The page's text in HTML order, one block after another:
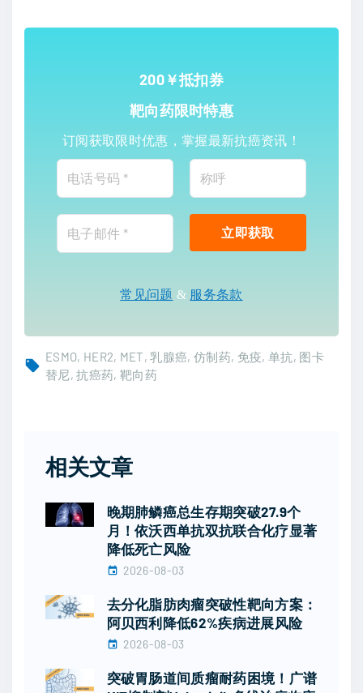
200￥抵扣券
靶向药限时特惠
订阅获取限时优惠，掌握最新抗癌资讯！
常见问题 & 服务条款
ESMO HER2 MET 乳腺癌 仿制药 免疫 单抗 图卡
替尼 抗癌药 靶向药
相关文章
晚期肺鳞癌总生存期突破27.9个
月！依沃西单抗双抗联合化疗显著
降低死亡风险
2026-08-03
去分化脂肪肉瘤突破性靶向方案：
阿贝西利降低62%疾病进展风险
2026-08-03
突破胃肠道间质瘤耐药困境！广谱